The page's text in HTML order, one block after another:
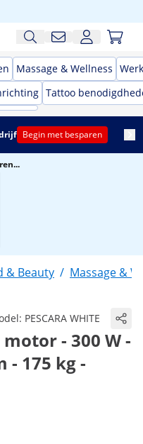
Massage & Wellness
Tattoo
Begin met besparen
& Beauty / Massage &
PESCARA WHITE
- 300 W -
- 175 kg -